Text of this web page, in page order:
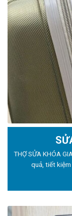
THỢ SỬA KHÓA
quả, tiết kiệm